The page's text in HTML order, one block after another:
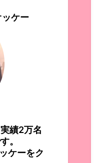
ケー
績2万名
。
ケーをク